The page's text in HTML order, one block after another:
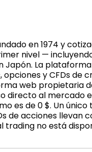
en 1974 y
nivel —
Japón. La
opciones y CFDs
web propietaria
directo al mercado
es de 0 $. Un
de acciones
trading no está